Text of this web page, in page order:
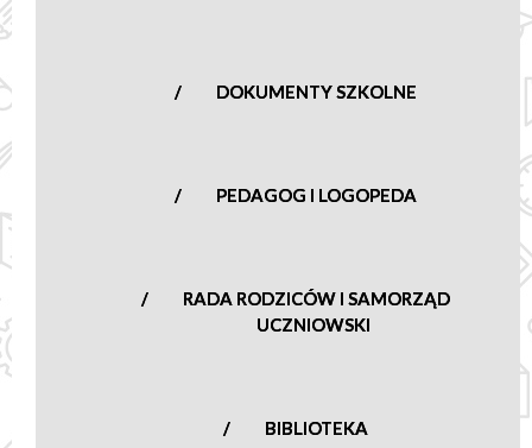
DOKUMENTY SZKOLNE
PEDAGOG I LOGOPEDA
RADA RODZICÓW I SAMORZĄD
UCZNIOWSKI
BIBLIOTEKA